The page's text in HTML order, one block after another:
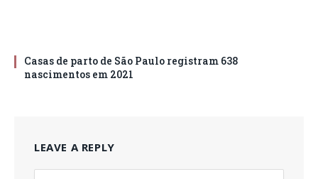
Casas de parto de São Paulo registram 638
nascimentos em 2021
LEAVE A REPLY